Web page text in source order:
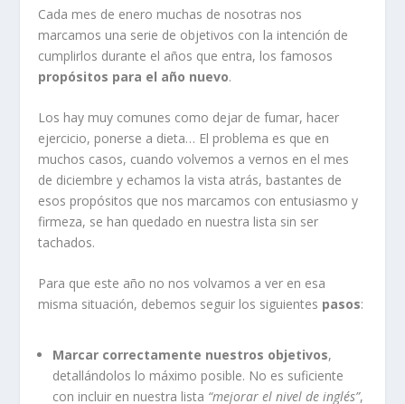
Cada mes de enero muchas de nosotras nos
marcamos una serie de objetivos con la intención de
cumplirlos durante el años que entra, los famosos
propósitos para el año nuevo.
Los hay muy comunes como dejar de fumar, hacer
ejercicio, ponerse a dieta… El problema es que en
muchos casos, cuando volvemos a vernos en el mes
de diciembre y echamos la vista atrás, bastantes de
esos propósitos que nos marcamos con entusiasmo y
firmeza, se han quedado en nuestra lista sin ser
tachados.
Para que este año no nos volvamos a ver en esa
misma situación, debemos seguir los siguientes pasos:
Marcar correctamente nuestros objetivos,
detallándolos lo máximo posible. No es suficiente
con incluir en nuestra lista “mejorar el nivel de inglés”,